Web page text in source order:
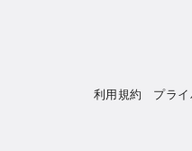
利用規約 プラ